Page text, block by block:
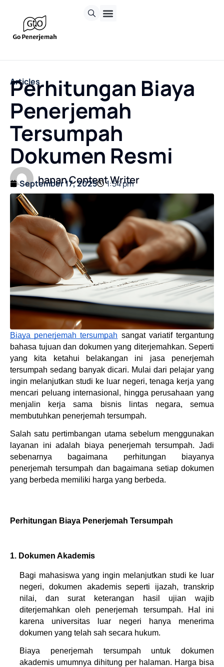
Articles
Perhitungan Biaya
Penerjemah
Tersumpah
Dokumen Resmi
hanan Content Writer
September 17, 2025 1:54 pm
Biaya penerjemah tersumpah sangat variatif tergantung
bahasa tujuan dan dokumen yang diterjemahkan. Seperti
yang kita ketahui belakangan ini jasa penerjemah
tersumpah sedang banyak dicari. Mulai dari pelajar yang
ingin melanjutkan studi ke luar negeri, tenaga kerja yang
mencari peluang internasional, hingga perusahaan yang
menjalin kerja sama bisnis lintas negara, semua
membutuhkan penerjemah tersumpah.
Salah satu pertimbangan utama sebelum menggunakan
layanan ini adalah biaya penerjemah tersumpah. Jadi
sebenarnya bagaimana perhitungan biayanya
penerjemah tersumpah dan bagaimana setiap dokumen
yang berbeda memiliki harga yang berbeda.
Perhitungan Biaya Penerjemah Tersumpah
1. Dokumen Akademis
Bagi mahasiswa yang ingin melanjutkan studi ke luar
negeri, dokumen akademis seperti ijazah, transkrip
nilai, dan surat keterangan hasil ujian wajib
diterjemahkan oleh penerjemah tersumpah. Hal ini
karena universitas luar negeri hanya menerima
dokumen yang telah sah secara hukum.
Biaya penerjemah tersumpah untuk dokumen
akademis umumnya dihitung per halaman. Harga bisa